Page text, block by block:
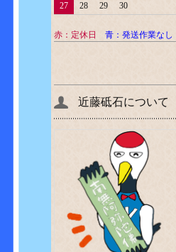
27
28 29 30
赤：定休日 青：発送作業なし
近藤砥石について